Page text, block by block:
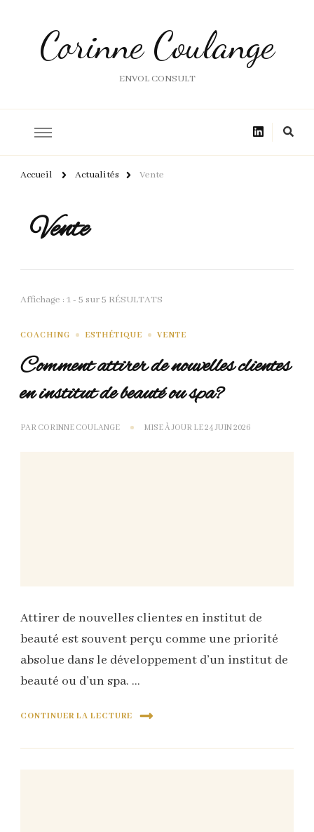
Corinne Coulange
ENVOL CONSULT
Accueil Actualités Vente
Vente
Affichage : 1 - 5 sur 5 RÉSULTATS
COACHING ESTHÉTIQUE VENTE
Comment attirer de nouvelles clientes
en institut de beauté ou spa?
PAR CORINNE COULANGE MISE À JOUR LE24 JUIN 2026
Attirer de nouvelles clientes en institut de
beauté est souvent perçu comme une priorité
absolue dans le développement d’un institut de
beauté ou d’un spa. …
CONTINUER LA LECTURE